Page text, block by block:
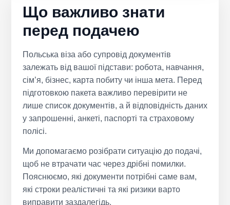
Що важливо знати
перед подачею
Польська віза або супровід документів
залежать від вашої підстави: робота, навчання,
сім’я, бізнес, карта побиту чи інша мета. Перед
підготовкою пакета важливо перевірити не
лише список документів, а й відповідність даних
у запрошенні, анкеті, паспорті та страховому
полісі.
Ми допомагаємо розібрати ситуацію до подачі,
щоб не втрачати час через дрібні помилки.
Пояснюємо, які документи потрібні саме вам,
які строки реалістичні та які ризики варто
виправити заздалегідь.